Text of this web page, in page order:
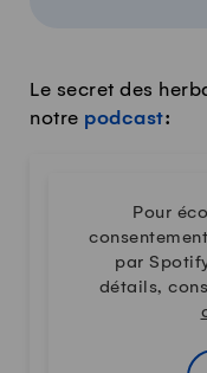
Le secret des
notre podcast:
Pour
par
détails,